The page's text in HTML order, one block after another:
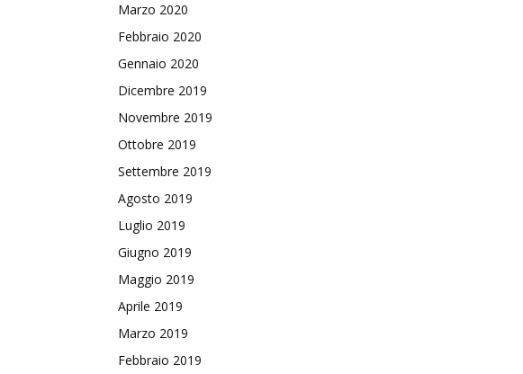
Marzo 2020
Febbraio 2020
Gennaio 2020
Dicembre 2019
Novembre 2019
Ottobre 2019
Settembre 2019
Agosto 2019
Luglio 2019
Giugno 2019
Maggio 2019
Aprile 2019
Marzo 2019
Febbraio 2019